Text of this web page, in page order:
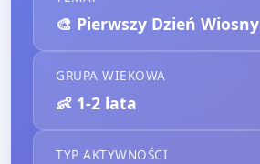
🎨 Pierwszy Dzień Wiosny
GRUPA WIEKOWA
👶 1-2 lata
TYP AKTYWNOŚCI